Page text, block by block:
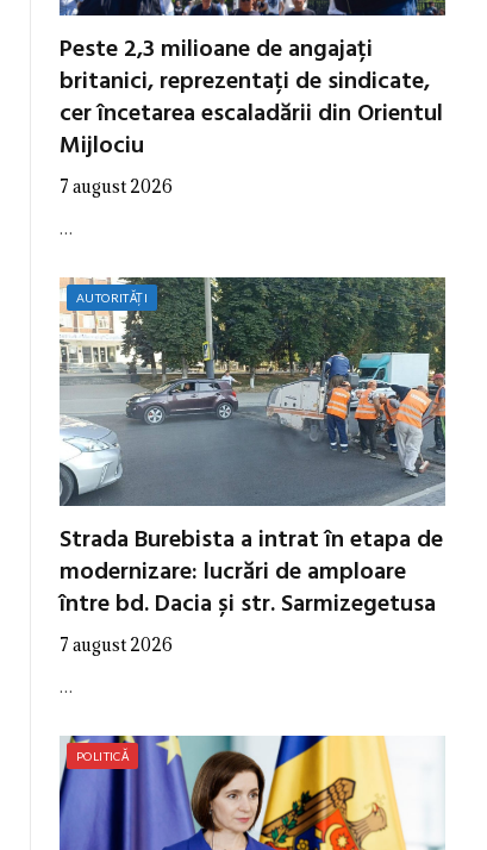
Peste 2,3 milioane de angajați
britanici, reprezentați de sindicate,
cer încetarea escaladării din Orientul
Mijlociu
7 august 2026
…
AUTORITĂȚI
Strada Burebista a intrat în etapa de
modernizare: lucrări de amploare
între bd. Dacia și str. Sarmizegetusa
7 august 2026
…
POLITICĂ